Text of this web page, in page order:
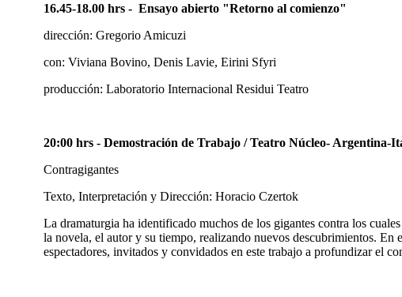
16.45-18.00 hrs - Ensayo abierto "Retorno al comienzo"
dirección: Gregorio Amicuzi
con: Viviana Bovino, Denis Lavie, Eirini Sfyri
producción: Laboratorio Internacional Residui Teatro
20:00 hrs - Demostración de Trabajo/ Teatro Núcleo- Argentina-
Contragigantes
Texto, Interpretación y Dirección: Horacio Czertok
La dramaturgia ha identificado muchos de los gigantes contra los
la novela, el autor y su tiempo, realizando nuevos descubrimientos.
espectadores, invitados y convidados en este trabajo a profundizar el